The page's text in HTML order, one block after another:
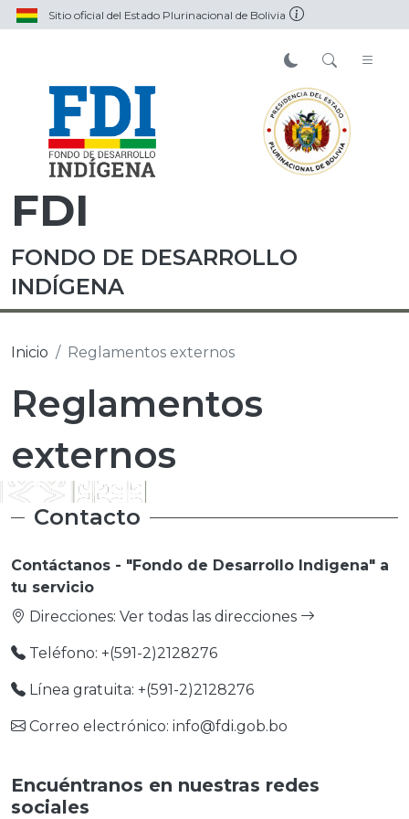
Sitio oficial del Estado Plurinacional de Bolivia
FDI
FONDO DE DESARROLLO
INDÍGENA
Inicio Reglamentos externos
Reglamentos
externos
Contacto
Contáctanos - "Fondo de Desarrollo Indigena" a
tu servicio
Direcciones: Ver todas las direcciones
Teléfono: +(591-2)2128276
Línea gratuita: +(591-2)2128276
Correo electrónico: info@fdi.gob.bo
Encuéntranos en nuestras redes
sociales